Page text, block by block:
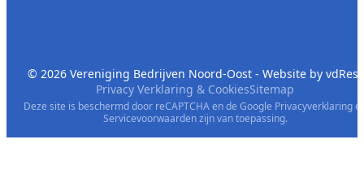
© 2026 Vereniging Bedrijven Noord-Oost - Website by vdRest
Privacy Verklaring & CookiesSitemap
Deze site is beschermd door reCAPTCHA en de Google Privacyverklaring
Servicevoorwaardenzijn van toepassing.